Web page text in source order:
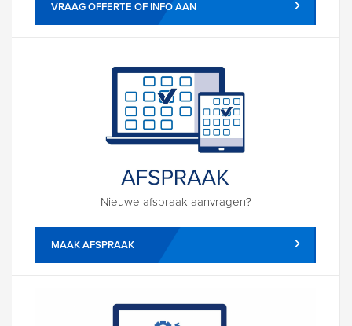
VRAAG OFFERTE OF INFO AAN
Nieuwe afspraak aanvragen?
MAAK AFSPRAAK